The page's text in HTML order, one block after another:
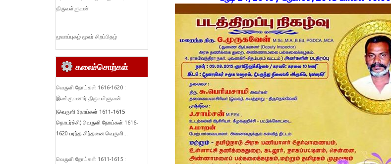
திருவள்ளுவன்
மூவாப்புகழ் மூவர் சிறப்பிதழ்
கலைச்சொற்கள்
வெருளி நோய்கள் 1616-1620 :
இலக்குவனார் திருவள்ளுவன்
(வெருளி நோய்கள் 1611-1615
தொடர்ச்சி) வெருளி நோய்கள் 1616-
1620 பரந்த சிந்தனை வெருளி...
வெருளி நோய்கள் 1611-1615 :